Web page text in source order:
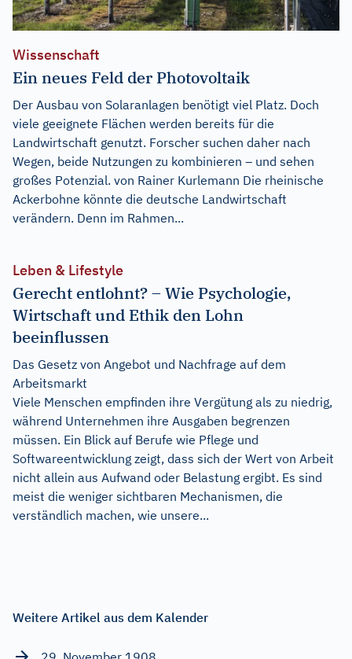
Wissenschaft
Ein neues Feld der Photovoltaik
Der Ausbau von Solaranlagen benötigt viel Platz. Doch
viele geeignete Flächen werden bereits für die
Landwirtschaft genutzt. Forscher suchen daher nach
Wegen, beide Nutzungen zu kombinieren – und sehen
großes Potenzial. von Rainer Kurlemann Die rheinische
Ackerbohne könnte die deutsche Landwirtschaft
verändern. Denn im Rahmen...
Leben & Lifestyle
Gerecht entlohnt? – Wie Psychologie,
Wirtschaft und Ethik den Lohn
beeinflussen
Das Gesetz von Angebot und Nachfrage auf dem
Arbeitsmarkt
Viele Menschen empfinden ihre Vergütung als zu niedrig,
während Unternehmen ihre Ausgaben begrenzen
müssen. Ein Blick auf Berufe wie Pflege und
Softwareentwicklung zeigt, dass sich der Wert von Arbeit
nicht allein aus Aufwand oder Belastung ergibt. Es sind
meist die weniger sichtbaren Mechanismen, die
verständlich machen, wie unsere...
Weitere Artikel aus dem Kalender